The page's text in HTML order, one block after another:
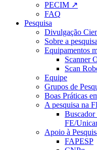
PECIM ↗
FAQ
Pesquisa
Divulgação
Sobre a pesquisa
Equipamentos
Scanner
Scan
Equipe
Grupos de
Boas Práticas
A pesquisa na
Buscador
FE/
Apoio à
FAPESP